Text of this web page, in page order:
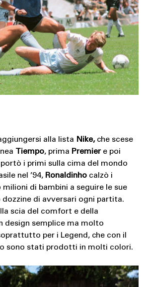
alla lista Nike,che scese
Tiempo, prima Premiere poi
i primi sulla cima del mondo
nel ’94, Ronaldinhocalzò i
di bambini a seguire le sue
dozzine di avversari ogni partita.
scia del comfort e della
design semplice ma molto
per i Legend, che con il
sono stati prodotti in molti colori.